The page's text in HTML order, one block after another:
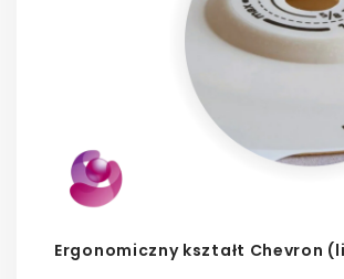
Ergonomiczny kształt Chevron